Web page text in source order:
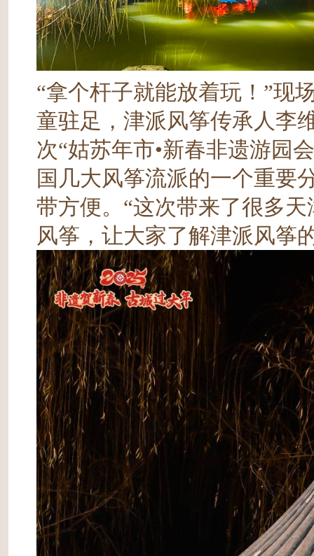
“拿个杆子就能放着玩！”现
童驻足，津派风筝传承人李
次“姑苏年市•新春非遗游园
国几大风筝流派的一个重要
带方便。“这次带来了很多
风筝，让大家了解津派风筝